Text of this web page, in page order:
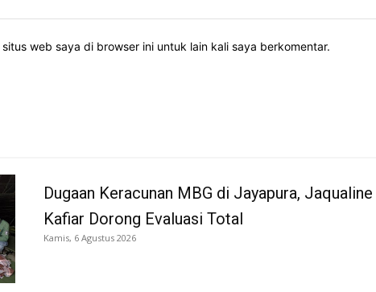
web saya di browser ini untuk lain kali saya berkomentar.
Dugaan Keracunan MBG di Jayapura, Jaqualine
Kafiar Dorong Evaluasi Total
Kamis, 6 Agustus 2026